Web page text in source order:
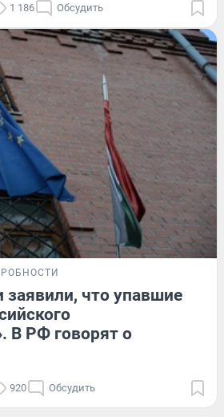
1 186 Обсудить
что упавшие
В РФ говорят о
920 Обсудить